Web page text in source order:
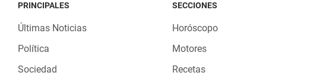
PRINCIPALES
Últimas Noticias
Política
Sociedad
SECCIONES
Horóscopo
Motores
Recetas